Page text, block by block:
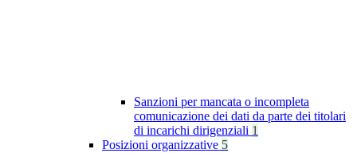
Sanzioni per mancata o incompleta
comunicazione dei dati da parte dei titolari
di incarichi dirigenziali 1
Posizioni organizzative 5